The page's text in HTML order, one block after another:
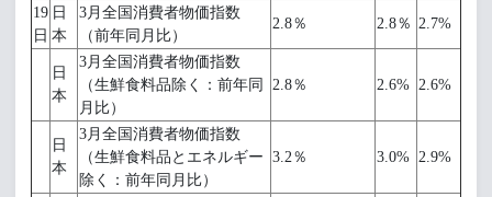
19
日
日
本
3月全国消費者物価指数
（前年同月比）
2.8％ 2.8％ 2.7%
日
本
3月全国消費者物価指数
（生鮮食料品除く：前年同
月比）
2.8％ 2.6% 2.6%
日
本
3月全国消費者物価指数
（生鮮食料品とエネルギー
除く：前年同月比）
3.2％ 3.0% 2.9%